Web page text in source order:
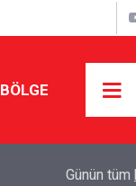
BÖLGE
Diyanet’ten çözüm
Günün tüm